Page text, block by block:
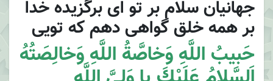
جهانيان سلام بر تو اى برگزيده خدا
بر همه خلق گواهى دهم كه تويى
حَبيبُ اللَّهِ وَخاصَّةُ اللَّهِ وَخالِصَتُهُ